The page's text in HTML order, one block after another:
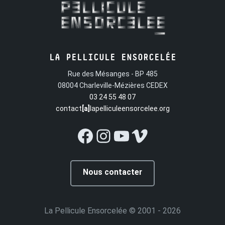
LA PELLICULE ENSORCELÉE
Rue des Mésanges - BP 485
08004 Charleville-Mézières CEDEX
03 24 55 48 07
contact [a] lapelliculeensorcelee.org
Facebook
Instagram
YouTube
Vimeo
Nous contacter
La Pellicule Ensorcelée © 2001 - 2026